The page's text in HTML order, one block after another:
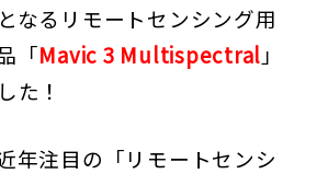
なるリモートセンシング用
「Mavic 3 Multispectral 」
た！
年注目の「リモートセンシ